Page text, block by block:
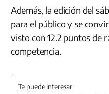
Además, la edición del
para el público y se
visto con 12.2 puntos de
competencia.
Te puede interesar: